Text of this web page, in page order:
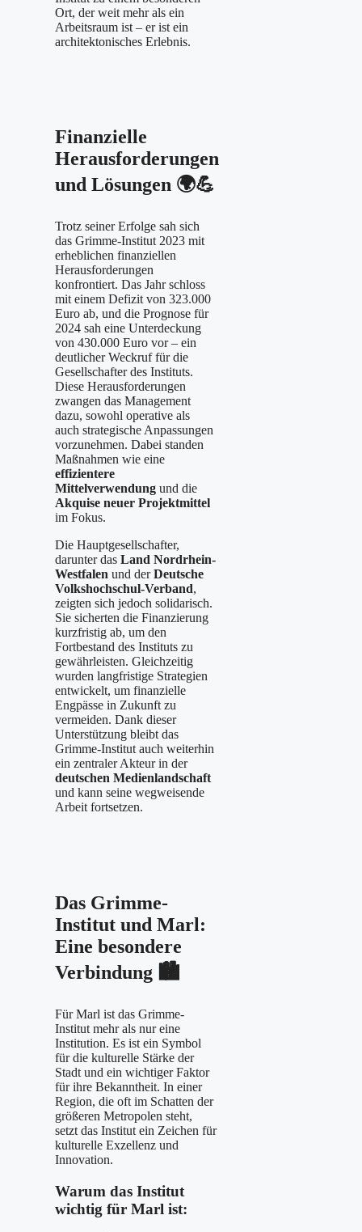
Ort, der weit mehr als ein
Arbeitsraum ist – er ist ein
architektonisches Erlebnis.
Finanzielle
Herausforderungen
und Lösungen 🌍💪
Trotz seiner Erfolge sah sich
das Grimme-Institut 2023 mit
erheblichen finanziellen
Herausforderungen
konfrontiert. Das Jahr schloss
mit einem Defizit von 323.000
Euro ab, und die Prognose für
2024 sah eine Unterdeckung
von 430.000 Euro vor – ein
deutlicher Weckruf für die
Gesellschafter des Instituts.
Diese Herausforderungen
zwangen das Management
dazu, sowohl operative als
auch strategische Anpassungen
vorzunehmen. Dabei standen
Maßnahmen wie eine
effizientere
Mittelverwendung und die
Akquise neuer Projektmittel
im Fokus.
Die Hauptgesellschafter,
darunter das Land Nordrhein-
Westfalen und derDeutsche
Volkshochschul-Verband,
zeigten sich jedoch solidarisch.
Sie sicherten die Finanzierung
kurzfristig ab, um den
Fortbestand des Instituts zu
gewährleisten. Gleichzeitig
wurden langfristige Strategien
entwickelt, um finanzielle
Engpässe in Zukunft zu
vermeiden. Dank dieser
Unterstützung bleibt das
Grimme-Institut auch weiterhin
ein zentraler Akteur in der
deutschen Medienlandschaft
und kann seine wegweisende
Arbeit fortsetzen.
Das Grimme-
Institut und Marl:
Eine besondere
Verbindung 🏙️
Für Marl ist das Grimme-
Institut mehr als nur eine
Institution. Es ist ein Symbol
für die kulturelle Stärke der
Stadt und ein wichtiger Faktor
für ihre Bekanntheit. In einer
Region, die oft im Schatten der
größeren Metropolen steht,
setzt das Institut ein Zeichen für
kulturelle Exzellenz und
Innovation.
Warum das Institut
wichtig für Marl ist: